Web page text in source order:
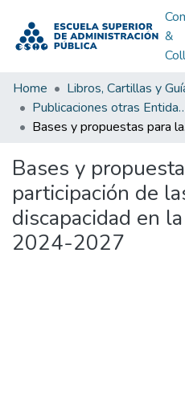
&
Home
Libros, Cartillas y
Publicaciones
Bases y
Bases y
participación de
discapacidad en
2024-2027